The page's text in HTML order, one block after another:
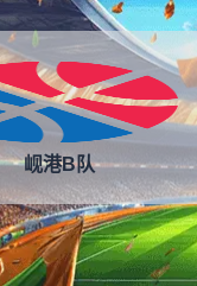
岘港B队